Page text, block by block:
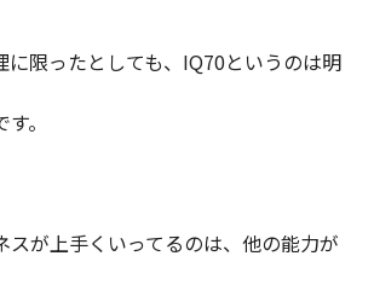
に限ったとしても、IQ70というのは明
。
スが上手くいってるのは、他の能力が